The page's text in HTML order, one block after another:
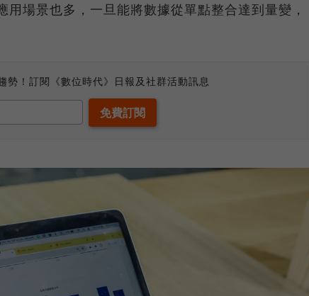
場景也多，一旦能將數據從單點整合達到量變，
勢！訂閱《數位時代》日報及社群活動訊息